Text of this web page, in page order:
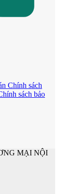
Chính sách
sách bảo
MẠI NỘI